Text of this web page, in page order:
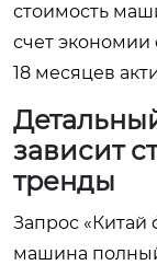
стоимость
счет экономии
18 месяцев
зависит
тренды
Запрос «Китай
машина